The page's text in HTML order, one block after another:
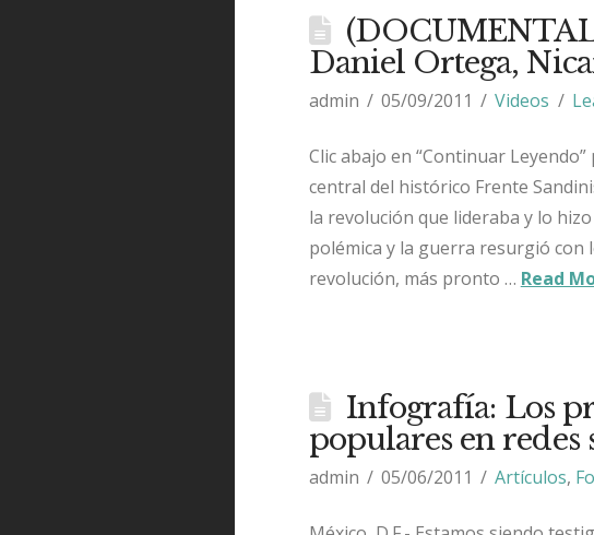
Daniel Ortega,
admin 05/09/2011 Videos
Clic abajo en “Continuar
central del histórico Frente
la revolución que lideraba y lo
polémica y la guerra resurgió con
revolución, más pronto … Read
Infografía: Los
populares en redes
admin 05/06/2011 Artículos,